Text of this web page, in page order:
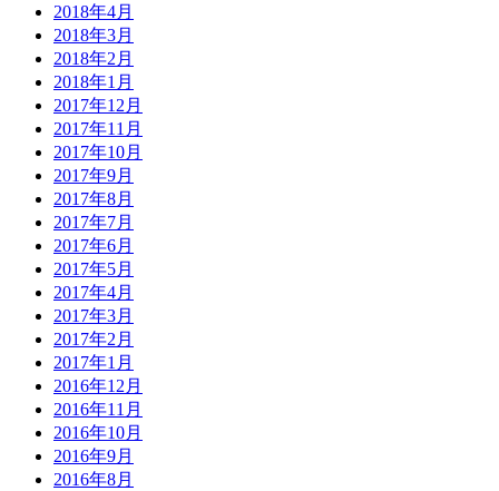
2018年4月
2018年3月
2018年2月
2018年1月
2017年12月
2017年11月
2017年10月
2017年9月
2017年8月
2017年7月
2017年6月
2017年5月
2017年4月
2017年3月
2017年2月
2017年1月
2016年12月
2016年11月
2016年10月
2016年9月
2016年8月